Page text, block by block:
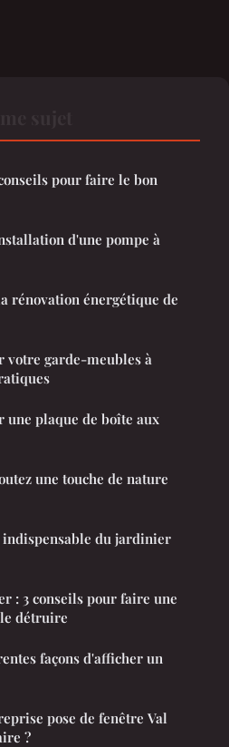
pour faire le bon
d'une pompe à
rénovation énergétique de
votre garde-meubles à
plaque de boîte aux
une touche de nature
du jardinier
: 3 conseils pour faire une
détruire
façons d'afficher un
pose de fenêtre Val
?